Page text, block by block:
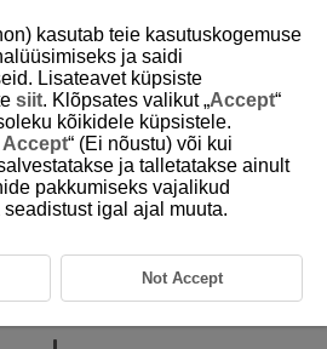
Remote Control
User Guide
kasutab teie kasutuskogemuse
ja saidi
Lisateavet küpsiste
siit. Klõpsates valikut „Accept“
kõikidele küpsistele.
Accept“ (Ei nõustu) või kui
ja talletatakse ainult
pakkumiseks vajalikud
igal ajal muuta.
Not Accept